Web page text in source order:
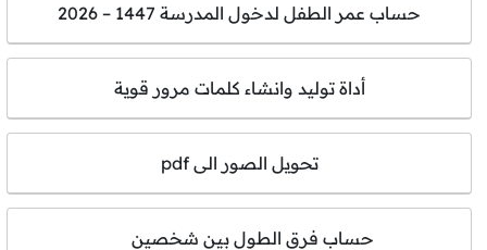
حساب عمر الطفل لدخول المدرسة 1447 – 2026
أداة توليد وانشاء كلمات مرور قوية
تحويل الصور الى pdf
حساب فرق الطول بين شخصين